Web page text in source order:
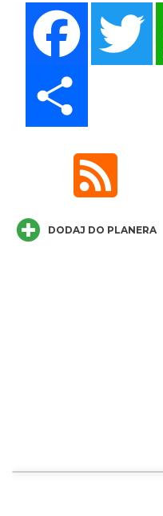
IX Festiwal Sera na
Wisła
5.71 km
Muzeum Beskidzkim
Wisła
DODAJ DO PLANERA